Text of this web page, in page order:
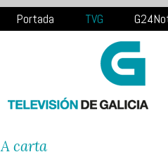
Portada TVG
Á carta